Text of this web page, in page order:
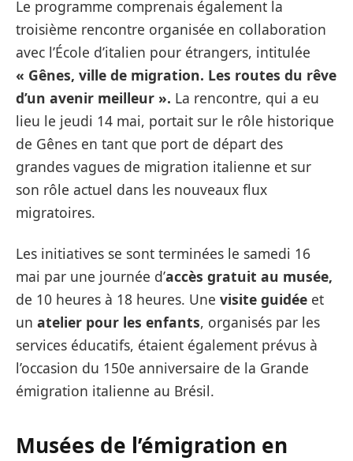
Le programme comprenais également la
troisième rencontre organisée en collaboration
avec l’École d’italien pour étrangers, intitulée
« Gênes, ville de migration. Les routes du rêve
d’un avenir meilleur ». La rencontre, qui a eu
lieu le jeudi 14 mai, portait sur le rôle historique
de Gênes en tant que port de départ des
grandes vagues de migration italienne et sur
son rôle actuel dans les nouveaux flux
migratoires.
Les initiatives se sont terminées le samedi 16
mai par une journée d’accès gratuit au musée,
de 10 heures à 18 heures. Une visite guidée et
un atelier pour les enfants, organisés par les
services éducatifs, étaient également prévus à
l’occasion du 150e anniversaire de la Grande
émigration italienne au Brésil.
Musées de l’émigration en